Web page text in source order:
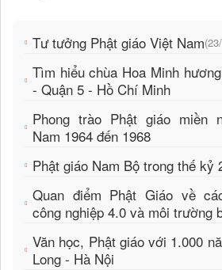
Tư tưởng Phật giáo Việt Nam
Tìm hiểu chùa Hoa Minh
- Quận 5 - Hồ Chí Minh
Phong trào Phật giáo miền
Nam 1964 đến 1968
Phật giáo Nam Bộ trong thế kỷ
Quan điểm Phật Giáo về
công nghiệp 4.0 và môi trường
Văn học, Phật giáo với 1.000
Long - Hà Nội